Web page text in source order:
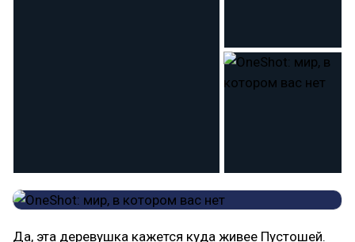
Да, эта деревушка кажется куда живее Пустошей.